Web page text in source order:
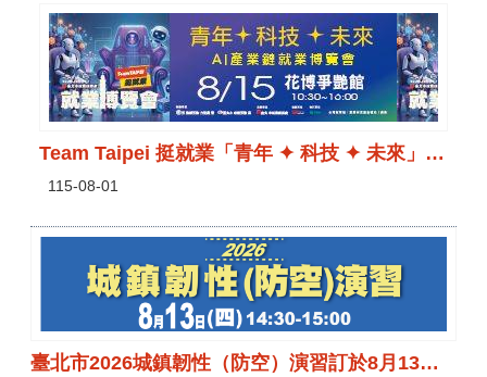
Team Taipei 挺就業「青年 ✦ 科技 ✦ 未來」AI產業鏈就業博覽會
115-08-01
臺北市2026城鎮韌性（防空）演習訂於8月13日 （四）14時30分至15時實施。